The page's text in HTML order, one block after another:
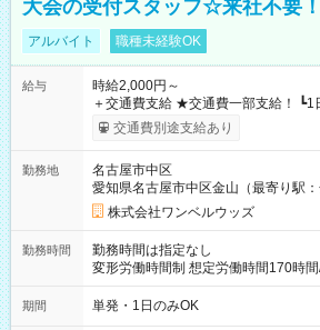
大会の受付スタッフ☆来社不要
アルバイト 職種未経験OK
給与
時給2,000円～
＋交通費支給 ★交通費一部支給！ ┗1日500円を超えた分は全額
支給！ ※往復500円以内の方は自己負担と
OK！（規定あり） ┗働いたその日に
期間なし
交通費別途支給あり
勤務地
名古屋市中区
愛知県名古屋市中区金山（最寄り駅：
株式会社ワンベルウッズ
勤務時間
勤務時間は指定なし
変形労働時間制 想定労働時間170時間/月 ☆シフト例 ＊8/
10/26 全日共通 08：00～12：00 17
～9/19のみ下記シフトもあります！ 12：
期間 単発・1日のみOK